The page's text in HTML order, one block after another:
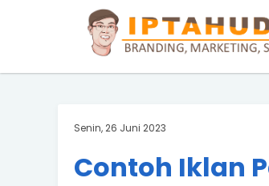
BARAND
Deskripsi Singkat Saja
Senin, 26 Juni 2023
Contoh Iklan